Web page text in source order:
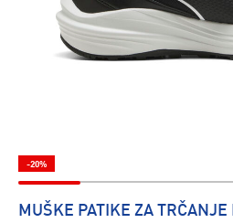
-20%
MUŠKE PATIKE ZA